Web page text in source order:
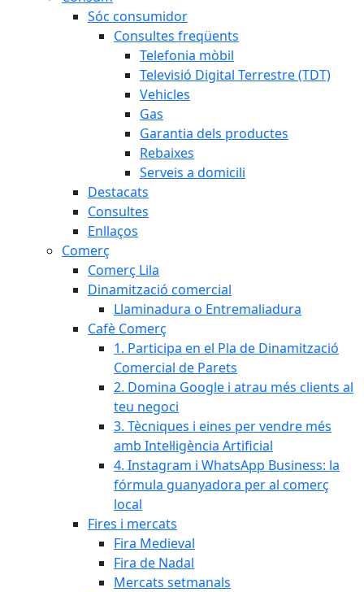
Sóc consumidor
Consultes freqüents
Telefonia mòbil
Televisió Digital Terrestre (TDT)
Vehicles
Gas
Garantia dels productes
Rebaixes
Serveis a domicili
Destacats
Consultes
Enllaços
Comerç
Comerç Lila
Dinamització comercial
Llaminadura o Entremaliadura
Cafè Comerç
1. Participa en el Pla de Dinamització
Comercial de Parets
2. Domina Google i atrau més clients al
teu negoci
3. Tècniques i eines per vendre més
amb Intel·ligència Artificial
4. Instagram i WhatsApp Business: la
fórmula guanyadora per al comerç
local
Fires i mercats
Fira Medieval
Fira de Nadal
Mercats setmanals